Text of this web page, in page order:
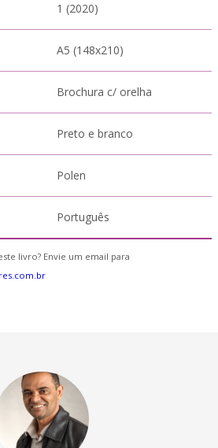
1 (2020)
A5 (148x210)
Brochura c/ orelha
Preto e branco
Polen
Português
livro? Envie um email para